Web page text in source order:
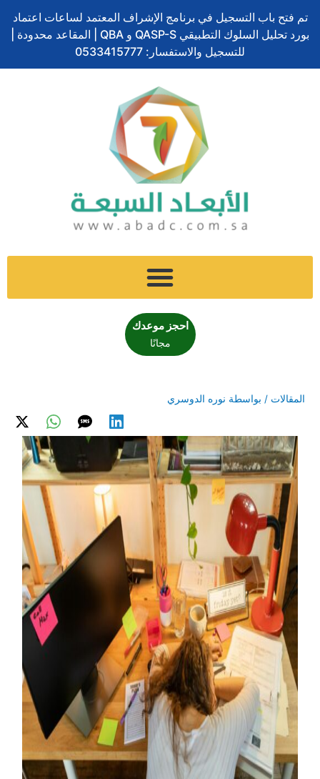
إلى
المحتوى
تم فتح باب التسجيل في برنامج الإشراف المعتمد لساعات اعتماد
بورد تحليل السلوك التطبيقي QASP-S و QBA | المقاعد محدودة |
للتسجيل والاستفسار: 0533415777
احجز موعدك
مجانًا
المقالات / بواسطة نوره الدوسري
ح
ي
س
ي
ن
ك
و
ي
ن
س
ت
ن